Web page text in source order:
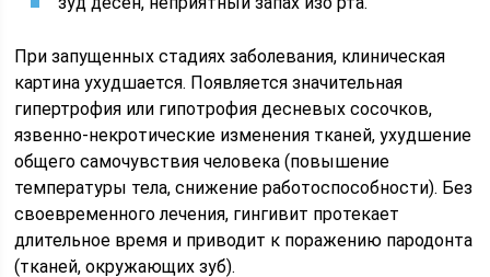
При запущенных стадиях заболевания, клиническая
картина ухудшается. Появляется значительная
гипертрофия или гипотрофия десневых сосочков,
язвенно-некротические изменения тканей, ухудшение
общего самочувствия человека (повышение
температуры тела, снижение работоспособности). Без
своевременного лечения, гингивит протекает
длительное время и приводит к поражению пародонта
(тканей, окружающих зуб).